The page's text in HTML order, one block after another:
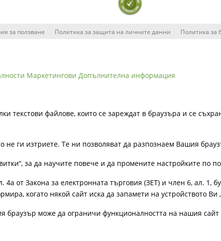
за ползване Политика за защита на личните данни Политика за
Маркетингови Допълнителна информация
текстови файлове, които се зареждат в браузъра и се
не ги изтриете. Те ни позволяват да разпознаем Вашия
за да научите повече и да промените настройките по
от Закона за електронната търговия (ЗЕТ) и член 6, ал. 1,
когато някой сайт иска да запамети на устройството
браузър може да ограничи функционалността на нашия сайт